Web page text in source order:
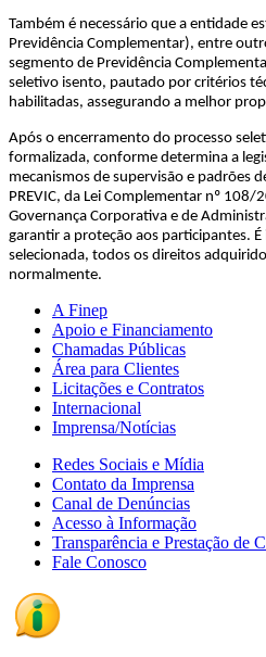
Também é necessário que a entidade
Previdência Complementar), entre
segmento de Previdência
seletivo isento, pautado por critérios
habilitadas, assegurando a melhor
Após o encerramento do processo
formalizada, conforme determina a
mecanismos de supervisão e padrões
PREVIC, da Lei Complementar nº 108/
Governança Corporativa e de
garantir a proteção aos participantes.
selecionada, todos os direitos
normalmente.
A Finep
Apoio e Financiamento
Chamadas Públicas
Área para Clientes
Licitações e Contratos
Internacional
Imprensa/Notícias
Redes Sociais e Mídia
Contato da Imprensa
Canal de Denúncias
Acesso à Informação
Transparência e Prestação de
Fale Conosco